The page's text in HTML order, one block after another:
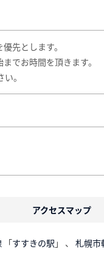
先とします。
でお時間を頂きます。
。
アクセスマップ
「すすきの駅 」 、 札幌市